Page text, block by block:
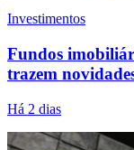
Investimentos
Fundos
trazem
Há 2 dias